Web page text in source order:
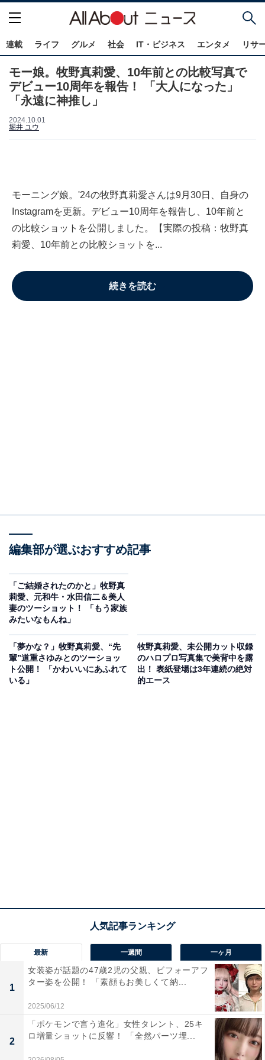
連載 ライフ グルメ 社会 IT・ビジネス エンタメ リサ
モー娘。牧野真莉愛、10年前との比較写真で
デビュー10周年を報告！ 「大人になった」
「永遠に神推し」
2024.10.01
堀井 ユウ
モーニング娘。'24の牧野真莉愛さんは9月30日、自身の
Instagramを更新。デビュー10周年を報告し、10年前と
の比較ショットを公開しました。【実際の投稿：牧野真
莉愛、10年前との比較ショットを...
続きを読む
編集部が選ぶおすすめ記事
「ご結婚されたのかと」牧野真
莉愛、元和牛・水田信二＆美人
妻のツーショット！ 「もう家族
みたいなもんね」
「夢かな？」牧野真莉愛、“先
輩”道重さゆみとのツーショッ
ト公開！ 「かわいいにあふれて
いる」
牧野真莉愛、未公開カット収録
のハロプロ写真集で美背中を露
出！ 表紙登場は3年連続の絶対
的エース
最新 一週間 一ヶ月
1
女装姿が話題の47歳2児の父親、ビフォーアフ
ター姿を公開！ 「素顔もお美しくて納...
2025/06/12
2
「ポケモンで言う進化」女性タレント、25キ
ロ増量ショットに反響！ 「全然パーツ埋...